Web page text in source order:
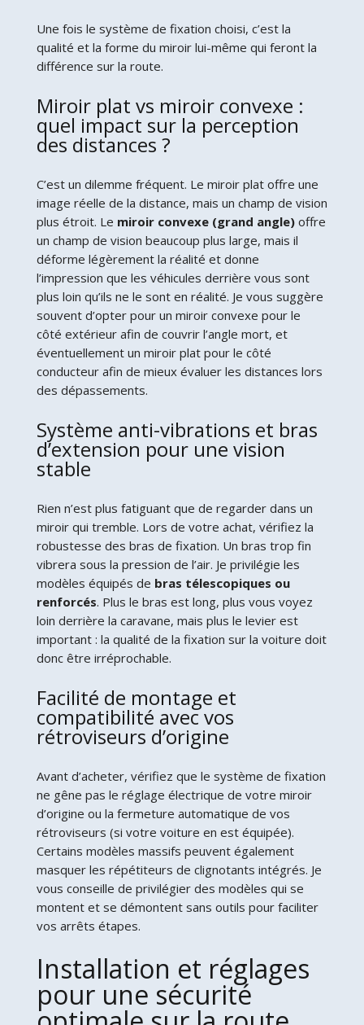
Une fois le système de fixation choisi, c’est la
qualité et la forme du miroir lui-même qui feront la
différence sur la route.
Miroir plat vs miroir convexe :
quel impact sur la perception
des distances ?
C’est un dilemme fréquent. Le miroir plat offre une
image réelle de la distance, mais un champ de vision
plus étroit. Le miroir convexe (grand angle)offre
un champ de vision beaucoup plus large, mais il
déforme légèrement la réalité et donne
l’impression que les véhicules derrière vous sont
plus loin qu’ils ne le sont en réalité. Je vous suggère
souvent d’opter pour un miroir convexe pour le
côté extérieur afin de couvrir l’angle mort, et
éventuellement un miroir plat pour le côté
conducteur afin de mieux évaluer les distances lors
des dépassements.
Système anti-vibrations et bras
d’extension pour une vision
stable
Rien n’est plus fatiguant que de regarder dans un
miroir qui tremble. Lors de votre achat, vérifiez la
robustesse des bras de fixation. Un bras trop fin
vibrera sous la pression de l’air. Je privilégie les
modèles équipés de bras télescopiques ou
renforcés. Plus le bras est long, plus vous voyez
loin derrière la caravane, mais plus le levier est
important : la qualité de la fixation sur la voiture doit
donc être irréprochable.
Facilité de montage et
compatibilité avec vos
rétroviseurs d’origine
Avant d’acheter, vérifiez que le système de fixation
ne gêne pas le réglage électrique de votre miroir
d’origine ou la fermeture automatique de vos
rétroviseurs (si votre voiture en est équipée).
Certains modèles massifs peuvent également
masquer les répétiteurs de clignotants intégrés. Je
vous conseille de privilégier des modèles qui se
montent et se démontent sans outils pour faciliter
vos arrêts étapes.
Installation et réglages
pour une sécurité